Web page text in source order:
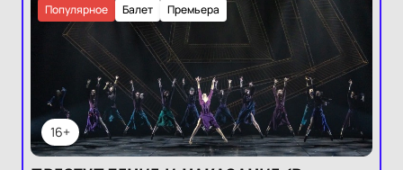
16+
Балет
Популярное Премьера